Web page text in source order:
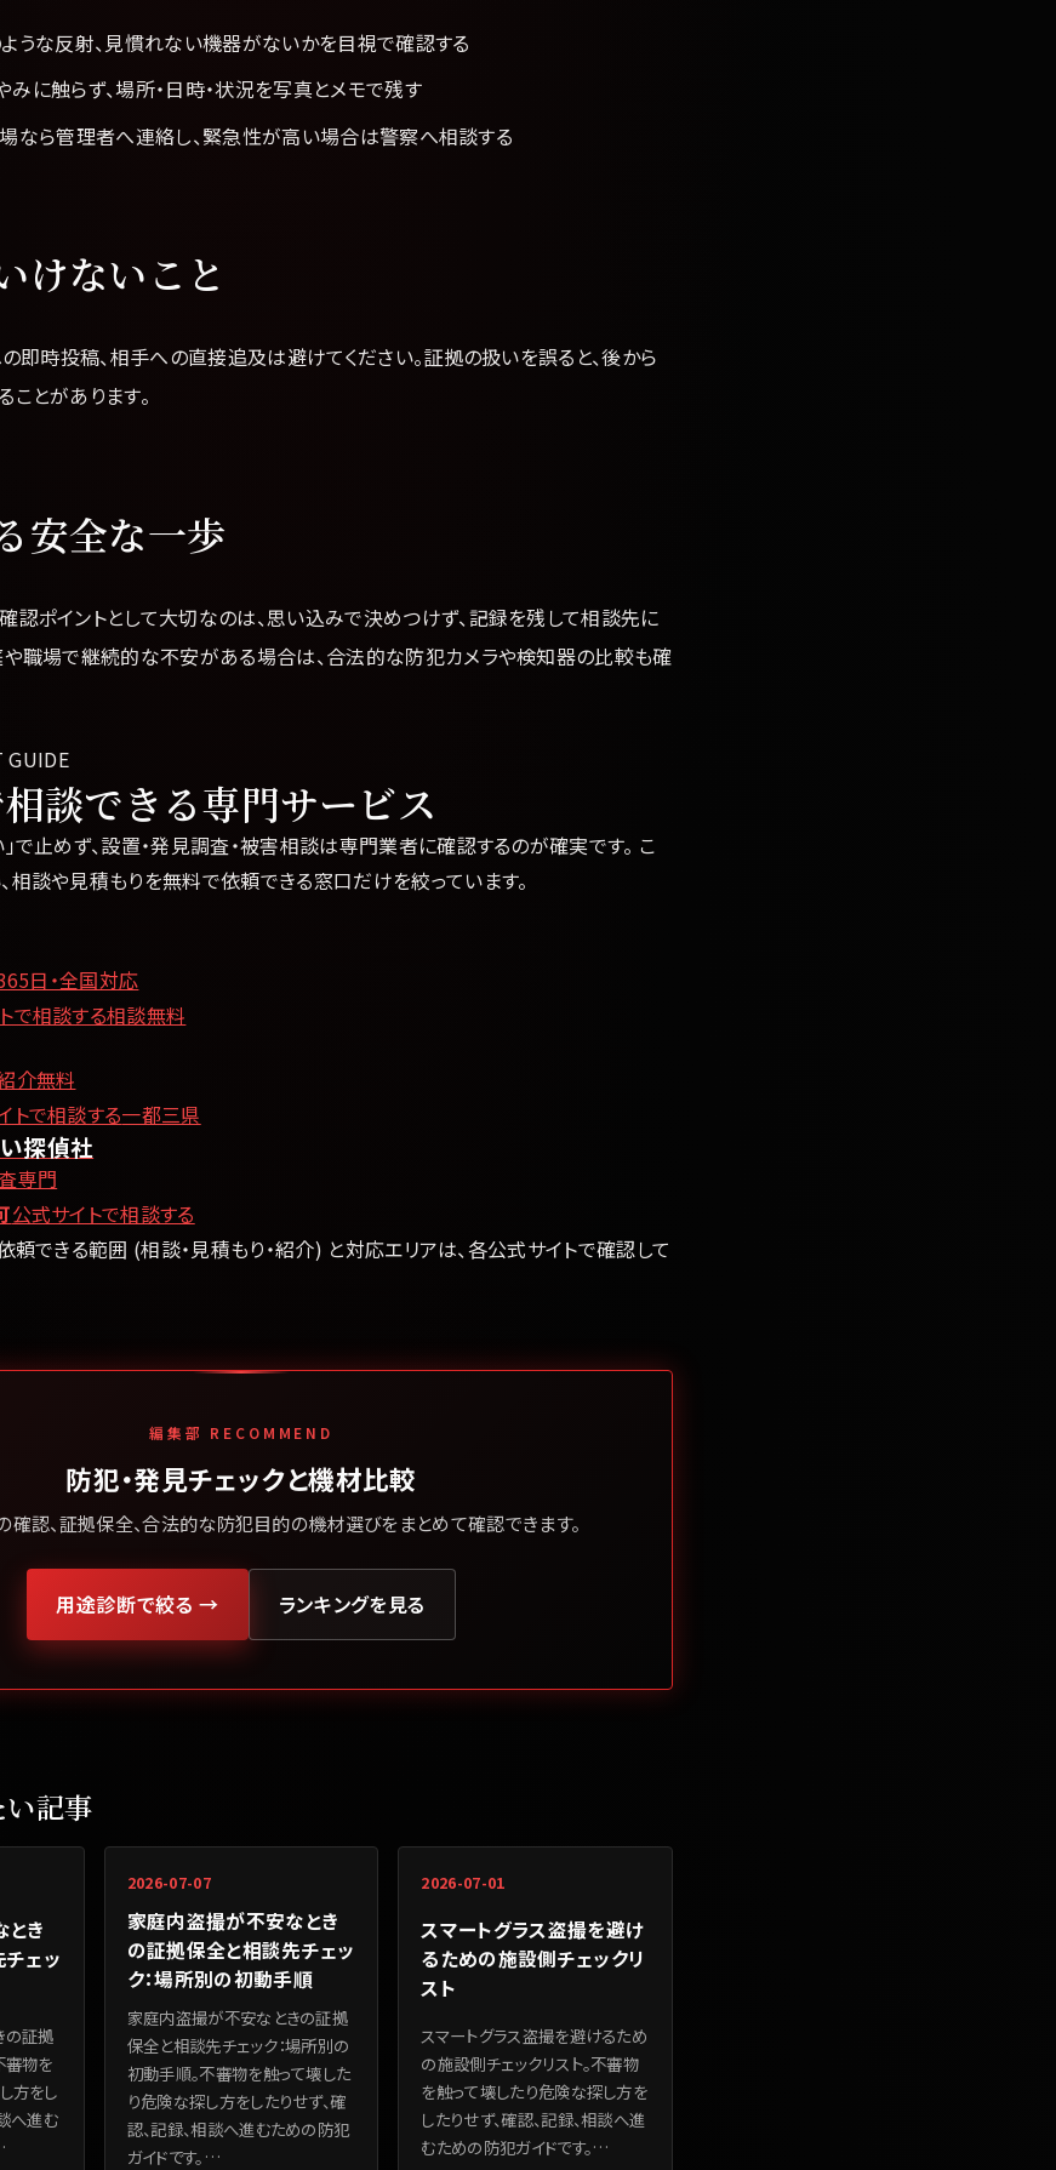
うな反射、見慣れない機器がないかを目視で確認する
に触らず、場所・日時・状況を写真とメモで残す
場なら管理者へ連絡し、緊急性が高い場合は警察へ相談する
けないこと
即時投稿、相手への直接追及は避けてください。証拠の扱いを誤ると、後から
とがあります。
安全な一歩
認ポイントとして大切なのは、思い込みで決めつけず、記録を残して相談先に
や職場で継続的な不安がある場合は、合法的な防犯カメラや検知器の比較も確
GUIDE
談できる専門サービス
で止めず、設置・発見調査・被害相談は専門業者に確認するのが確実です。 こ
相談や見積もりを無料で依頼できる窓口だけを絞っています。
日・全国対応
で相談する相談無料
介無料
トで相談する一都三県
探偵社
専門
公式サイトで相談する
頼できる範囲 (相談・見積もり・紹介) と対応エリアは、各公式サイトで確認して
編集部 RECOMMEND
防犯・発見チェックと機材比較
確認、証拠保全、合法的な防犯目的の機材選びをまとめて確認できます。
用途診断で絞る → ランキングを見る
記事
き
ェッ
の証拠
審物を
方をし
へ進む
2026-07-07
家庭内盗撮が不安なとき
の証拠保全と相談先チェッ
ク：場所別の初動手順
家庭内盗撮が不安なときの証拠
保全と相談先チェック：場所別の
初動手順。不審物を触って壊した
り危険な探し方をしたりせず、確
認、記録、相談へ進むための防犯
ガイドです。 …
2026-07-01
スマートグラス盗撮を避け
るための施設側チェックリ
スト
スマートグラス盗撮を避けるため
の施設側チェックリスト。不審物
を触って壊したり危険な探し方を
したりせず、確認、記録、相談へ進
むための防犯ガイドです。…